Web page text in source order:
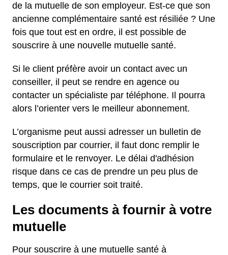
de la mutuelle de son employeur. Est-ce que son
ancienne complémentaire santé est résiliée ? Une
fois que tout est en ordre, il est possible de
souscrire à une nouvelle mutuelle santé.
Si le client préfère avoir un contact avec un
conseiller, il peut se rendre en agence ou
contacter un spécialiste par téléphone. Il pourra
alors l’orienter vers le meilleur abonnement.
L’organisme peut aussi adresser un bulletin de
souscription par courrier, il faut donc remplir le
formulaire et le renvoyer. Le délai d'adhésion
risque dans ce cas de prendre un peu plus de
temps, que le courrier soit traité.
Les documents à fournir à votre
mutuelle
Pour souscrire à une mutuelle santé à